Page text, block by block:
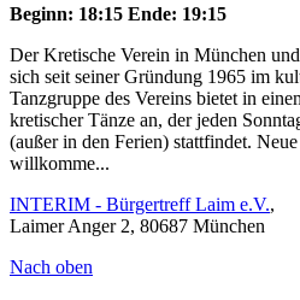
Beginn: 18:15 Ende: 19:15
Der Kretische Verein in München
sich seit seiner Gründung 1965 im
Tanzgruppe des Vereins bietet in
kretischer Tänze an, der jeden
(außer in den Ferien) stattfindet.
willkomme...
INTERIM - Bürgertreff Laim e.V.,
Laimer Anger 2, 80687 München
Nach oben